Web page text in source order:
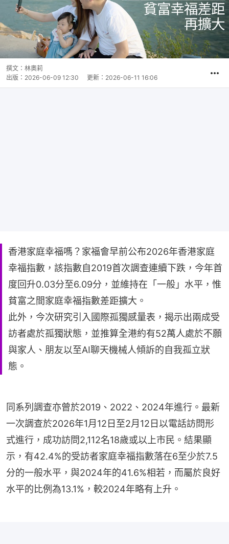
撰文： 林奧莉
出版： 2026-06-09 12:30 更新： 2026-06-11 16:06
香港家庭幸福嗎？家福會早前公布2026年香港家庭
幸福指數，該指數自2019首次調查連續下跌，今年首
度回升0.03分至6.09分，並維持在「一般」水平，惟
貧富之間家庭幸福指數差距擴大。
此外，今次研究引入國際孤獨感量表，揭示出兩成受
訪者處於孤獨狀態，並推算全港約有52萬人處於不願
與家人、朋友以至AI聊天機械人傾訴的自我孤立狀
態。
同系列調查亦曾於2019、2022、2024年進行。最新
一次調查於2026年1月12日至2月12日以電話訪問形
式進行，成功訪問2,112名18歲或以上市民。結果顯
示，有42.4%的受訪者家庭幸福指數落在6至少於7.5
分的一般水平，與2024年的41.6%相若，而屬於良好
水平的比例為13.1%，較2024年略有上升。